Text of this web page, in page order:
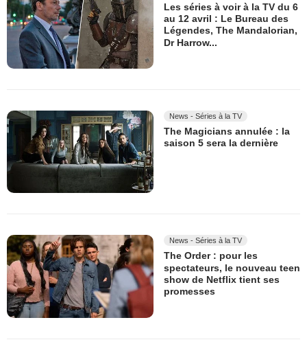
Les séries à voir à la TV du 6
au 12 avril : Le Bureau des
Légendes, The Mandalorian,
Dr Harrow...
News - Séries à la TV
The Magicians annulée : la
saison 5 sera la dernière
News - Séries à la TV
The Order : pour les
spectateurs, le nouveau teen
show de Netflix tient ses
promesses